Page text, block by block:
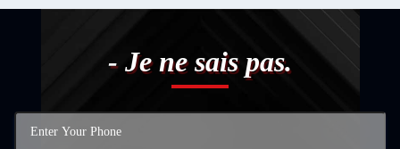
- Je ne sais pas.